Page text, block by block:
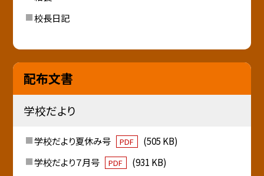
校長日記
配布文書
学校だより
学校だより夏休み号 PDF
(505 KB)
学校だより７月号
PDF
(931 KB)